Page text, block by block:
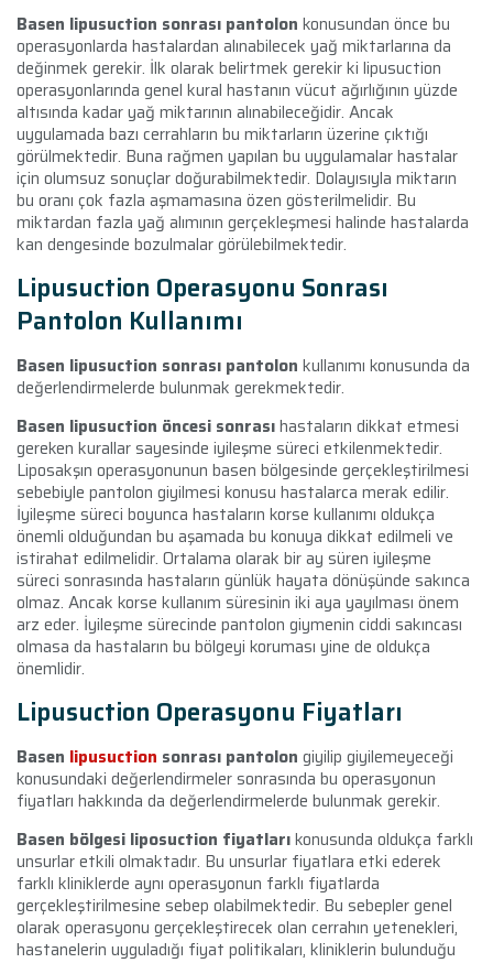
Basen lipusuction sonrası pantolon konusundan önce bu
operasyonlarda hastalardan alınabilecek yağ miktarlarına da
değinmek gerekir. İlk olarak belirtmek gerekir ki lipusuction
operasyonlarında genel kural hastanın vücut ağırlığının yüzde
altısında kadar yağ miktarının alınabileceğidir. Ancak
uygulamada bazı cerrahların bu miktarların üzerine çıktığı
görülmektedir. Buna rağmen yapılan bu uygulamalar hastalar
için olumsuz sonuçlar doğurabilmektedir. Dolayısıyla miktarın
bu oranı çok fazla aşmamasına özen gösterilmelidir. Bu
miktardan fazla yağ alımının gerçekleşmesi halinde hastalarda
kan dengesinde bozulmalar görülebilmektedir.
Lipusuction Operasyonu Sonrası
Pantolon Kullanımı
Basen lipusuction sonrası pantolon kullanımı konusunda da
değerlendirmelerde bulunmak gerekmektedir.
Basen lipusuction öncesi sonrasıhastaların dikkat etmesi
gereken kurallar sayesinde iyileşme süreci etkilenmektedir.
Liposakşın operasyonunun basen bölgesinde gerçekleştirilmesi
sebebiyle pantolon giyilmesi konusu hastalarca merak edilir.
İyileşme süreci boyunca hastaların korse kullanımı oldukça
önemli olduğundan bu aşamada bu konuya dikkat edilmeli ve
istirahat edilmelidir. Ortalama olarak bir ay süren iyileşme
süreci sonrasında hastaların günlük hayata dönüşünde sakınca
olmaz. Ancak korse kullanım süresinin iki aya yayılması önem
arz eder. İyileşme sürecinde pantolon giymenin ciddi sakıncası
olmasa da hastaların bu bölgeyi koruması yine de oldukça
önemlidir.
Lipusuction Operasyonu Fiyatları
Basen lipusuction sonrası pantolon giyilip giyilemeyeceği
konusundaki değerlendirmeler sonrasında bu operasyonun
fiyatları hakkında da değerlendirmelerde bulunmak gerekir.
Basen bölgesi liposuction fiyatlarıkonusunda oldukça farklı
unsurlar etkili olmaktadır. Bu unsurlar fiyatlara etki ederek
farklı kliniklerde aynı operasyonun farklı fiyatlarda
gerçekleştirilmesine sebep olabilmektedir. Bu sebepler genel
olarak operasyonu gerçekleştirecek olan cerrahın yetenekleri,
hastanelerin uyguladığı fiyat politikaları, kliniklerin bulunduğu